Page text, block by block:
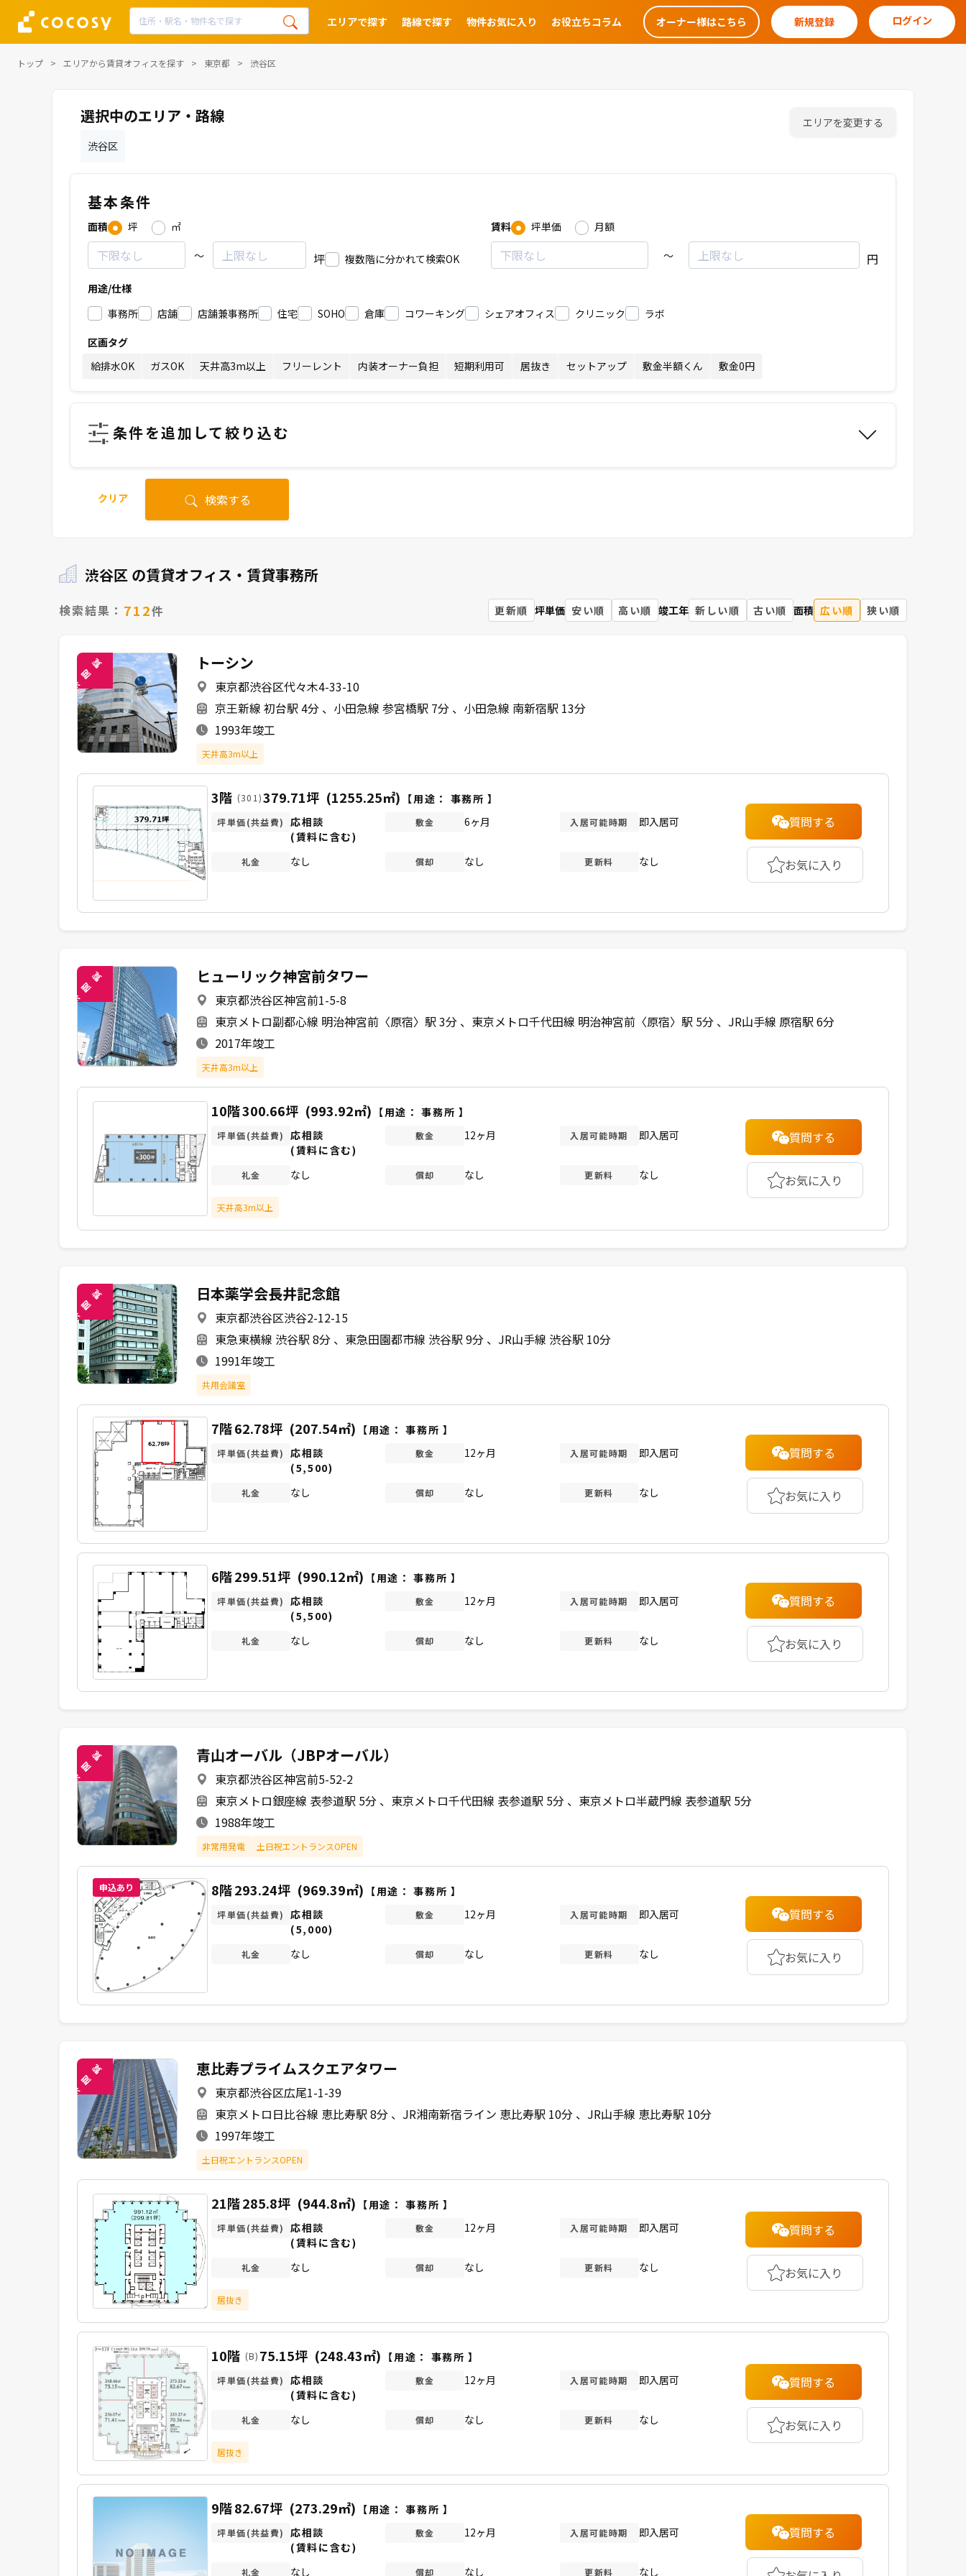
エリアで探す 路線で探す 物件お気に入り お役立ちコラム オーナー様はこちら 新規登録 ログイン
トップ エリアから賃貸オフィスを探す 東京都 渋谷区
選択中のエリア・路線
渋谷区
エリアを変更する
基本条件
面積 坪
㎡
～
坪 複数階に分かれて検索OK
賃料 坪単価
月額
～
円
用途/仕様
事務所
店舗 店舗兼事務所 住宅 SOHO 倉庫 コワーキング シェアオフィス クリニック
ラボ
区画タグ
給排水OK
ガスOK 天井高3m以上 フリーレント 内装オーナー負担 短期利用可 居抜き セットアップ 敷金半額くん 敷金0円
条件を追加して絞り込む
クリア 検索する
渋谷区 の賃貸オフィス・賃貸事務所
検索結果： 712件 更新順 坪単価 安い順 高い順 竣工年 新しい順 古い順 面積 広い順 狭い順
未
閲
覧 トーシン
東京都渋谷区代々木4-33-10
京王新線 初台駅 4分
小田急線 参宮橋駅 7分
小田急線 南新宿駅 13分
1993年竣工
天井高3m以上
3階 (301)379.71坪 (1255.25㎡) 【用途： 事務所 】
坪単価(共益費)
応相談
(賃料に含む)
敷金 6ヶ月 入居可能時期 即入居可
礼金 なし 償却 なし 更新料 なし
質問する
お気に入り
未
閲
覧 ヒューリック神宮前タワー
東京都渋谷区神宮前1-5-8
東京メトロ副都心線 明治神宮前〈原宿〉駅 3分
東京メトロ千代田線 明治神宮前〈原宿〉駅 5分
JR山手線 原宿駅 6分
2017年竣工
天井高3m以上
10階300.66坪 (993.92㎡) 【用途：事務所 】
坪単価(共益費)
応相談
(賃料に含む)
敷金 12ヶ月 入居可能時期 即入居可
礼金 なし 償却 なし 更新料 なし
天井高3m以上
質問する
お気に入り
未
閲
覧 日本薬学会長井記念館
東京都渋谷区渋谷2-12-15
東急東横線 渋谷駅 8分
東急田園都市線 渋谷駅 9分
JR山手線 渋谷駅 10分
1991年竣工
共用会議室
7階62.78坪 (207.54㎡) 【用途：事務所 】
坪単価(共益費)
応相談
(5,500)
敷金 12ヶ月 入居可能時期 即入居可
礼金 なし 償却 なし 更新料 なし
質問する
お気に入り
6階299.51坪 (990.12㎡) 【用途：事務所 】
坪単価(共益費)
応相談
(5,500)
敷金 12ヶ月 入居可能時期 即入居可
礼金 なし 償却 なし 更新料 なし
質問する
お気に入り
未
閲
覧 青山オーバル（JBPオーバル）
東京都渋谷区神宮前5-52-2
東京メトロ銀座線 表参道駅 5分
東京メトロ千代田線 表参道駅 5分
東京メトロ半蔵門線 表参道駅 5分
1988年竣工
非常用発電 土日祝エントランスOPEN
申込あり 8階293.24坪 (969.39㎡) 【用途：事務所 】
坪単価(共益費)
応相談
(5,000)
敷金 12ヶ月 入居可能時期 即入居可
礼金 なし 償却 なし 更新料 なし
質問する
お気に入り
未
閲
覧 恵比寿プライムスクエアタワー
東京都渋谷区広尾1-1-39
東京メトロ日比谷線 恵比寿駅 8分
JR湘南新宿ライン 恵比寿駅 10分
JR山手線 恵比寿駅 10分
1997年竣工
土日祝エントランスOPEN
21階285.8坪 (944.8㎡) 【用途：事務所 】
坪単価(共益費)
応相談
(賃料に含む)
敷金 12ヶ月 入居可能時期 即入居可
礼金 なし 償却 なし 更新料 なし
居抜き
質問する
お気に入り
10階 (B) 75.15坪 (248.43㎡) 【用途： 事務所 】
坪単価(共益費)
応相談
(賃料に含む)
敷金 12ヶ月 入居可能時期 即入居可
礼金 なし 償却 なし 更新料 なし
居抜き
質問する
お気に入り
9階82.67坪 (273.29㎡) 【用途：事務所 】
坪単価(共益費)
応相談
(賃料に含む)
敷金 12ヶ月 入居可能時期 即入居可
礼金 なし 償却 なし 更新料 なし
質問する